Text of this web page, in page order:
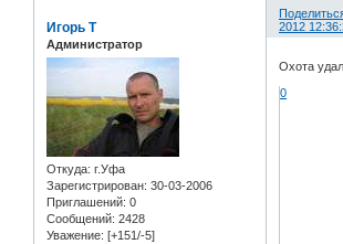
2012
Игорь Т
Администратор
Откуда: г.Уфа
Зарегистрирован: 30-03-2006
Приглашений: 0
Сообщений: 2428
Уважение: [+151/-5]
Охота
0